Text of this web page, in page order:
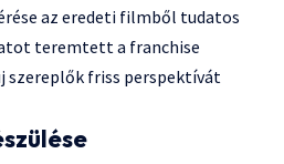
az eredeti filmből tudatos
teremtett a franchise
szereplők friss perspektívát